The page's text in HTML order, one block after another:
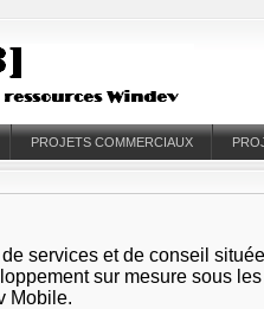
PROJETS COMMERCIAUX
services et de conseil
sur mesure sous
Mobile.